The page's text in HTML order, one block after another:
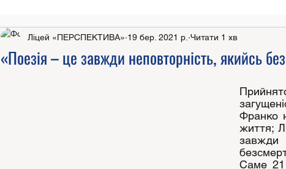
«Поезія – це завжди неповторність, якийсь
Ліцей «ПЕРСПЕКТИВА» 19 бер. 2021 р. Читати 1 хв
Франко
життя;
Саме 21